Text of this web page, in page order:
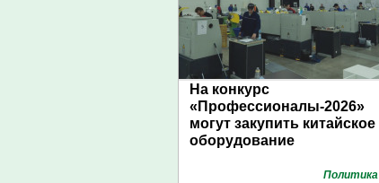
На конкурс
«Профессионалы-2026»
могут закупить китайское
оборудование
Политика